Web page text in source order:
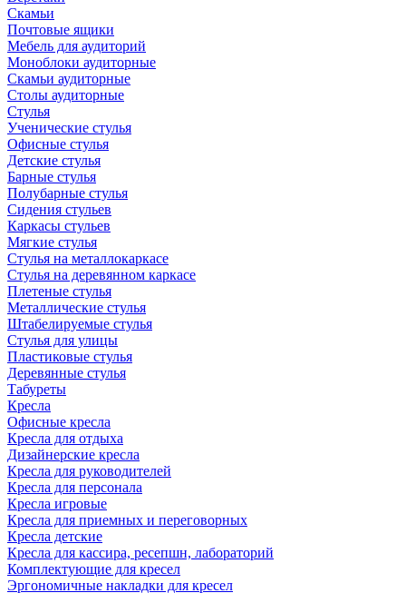
Скамьи
Почтовые ящики
Мебель для аудиторий
Моноблоки аудиторные
Скамьи аудиторные
Столы аудиторные
Стулья
Ученические стулья
Офисные стулья
Детские стулья
Барные стулья
Полубарные стулья
Сидения стульев
Каркасы стульев
Мягкие стулья
Стулья на металлокаркасе
Стулья на деревянном каркасе
Плетеные стулья
Металлические стулья
Штабелируемые стулья
Стулья для улицы
Пластиковые стулья
Деревянные стулья
Табуреты
Кресла
Офисные кресла
Кресла для отдыха
Дизайнерские кресла
Кресла для руководителей
Кресла для персонала
Кресла игровые
Кресла для приемных и переговорных
Кресла детские
Кресла для кассира, ресепшн, лабораторий
Комплектующие для кресел
Эргономичные накладки для кресел